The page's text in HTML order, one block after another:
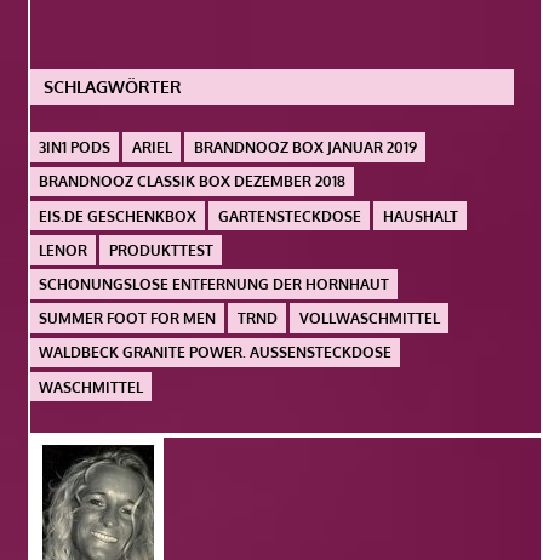
SCHLAGWÖRTER
3IN1 PODS ARIEL
BRANDNOOZ BOX JANUAR 2019
BRANDNOOZ CLASSIK BOX DEZEMBER 2018
EIS.DE GESCHENKBOX
GARTENSTECKDOSE
HAUSHALT
LENOR
PRODUKTTEST
SCHONUNGSLOSE ENTFERNUNG DER HORNHAUT
SUMMER FOOT FOR MEN
TRND
VOLLWASCHMITTEL
WALDBECK GRANITE POWER. AUSSENSTECKDOSE
WASCHMITTEL